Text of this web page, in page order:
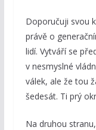
Doporučuji svou
právě o
lidí. Vytváří se
v nesmyslné
válek, ale že tou
šedesát. Ti prý
Na druhou